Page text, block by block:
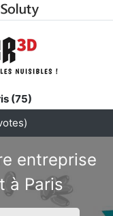
(75)
entreprise
à Paris